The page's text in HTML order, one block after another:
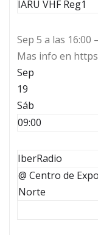
IARU VHF Reg1
Sep 5 a las 16:00
Mas info en
Sep
19
Sáb
09:00
IberRadio
@ Centro de
Norte